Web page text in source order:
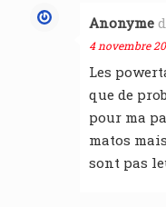
Anonyme
4 novembre
Les
que de
pour ma
matos
sont pas